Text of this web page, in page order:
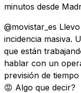
minutos desde
@movistar_es
incidencia masiva.
que están
hablar con un
previsión de
😡 Algo que decir?